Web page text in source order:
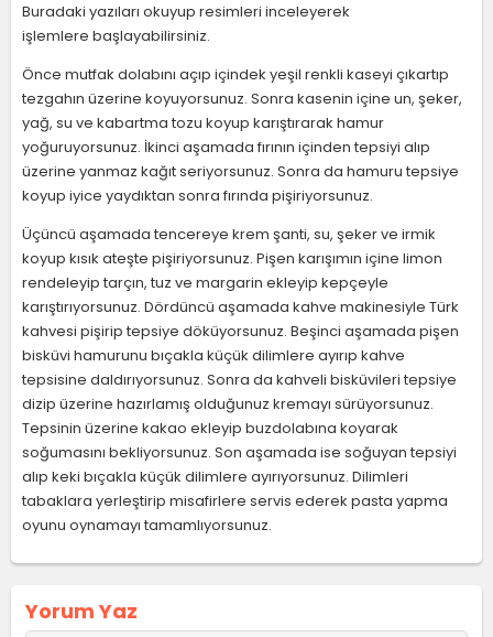
Buradaki yazıları okuyup resimleri inceleyerek
işlemlere başlayabilirsiniz.
Önce mutfak dolabını açıp içindek yeşil renkli kaseyi çıkartıp
tezgahın üzerine koyuyorsunuz. Sonra kasenin içine un, şeker,
yağ, su ve kabartma tozu koyup karıştırarak hamur
yoğuruyorsunuz. İkinci aşamada fırının içinden tepsiyi alıp
üzerine yanmaz kağıt seriyorsunuz. Sonra da hamuru tepsiye
koyup iyice yaydıktan sonra fırında pişiriyorsunuz.
Üçüncü aşamada tencereye krem şanti, su, şeker ve irmik
koyup kısık ateşte pişiriyorsunuz. Pişen karışımın içine limon
rendeleyip tarçın, tuz ve margarin ekleyip kepçeyle
karıştırıyorsunuz. Dördüncü aşamada kahve makinesiyle Türk
kahvesi pişirip tepsiye döküyorsunuz. Beşinci aşamada pişen
bisküvi hamurunu bıçakla küçük dilimlere ayırıp kahve
tepsisine daldırıyorsunuz. Sonra da kahveli bisküvileri tepsiye
dizip üzerine hazırlamış olduğunuz kremayı sürüyorsunuz.
Tepsinin üzerine kakao ekleyip buzdolabına koyarak
soğumasını bekliyorsunuz. Son aşamada ise soğuyan tepsiyi
alıp keki bıçakla küçük dilimlere ayırıyorsunuz. Dilimleri
tabaklara yerleştirip misafirlere servis ederek pasta yapma
oyunu oynamayı tamamlıyorsunuz.
Yorum Yaz